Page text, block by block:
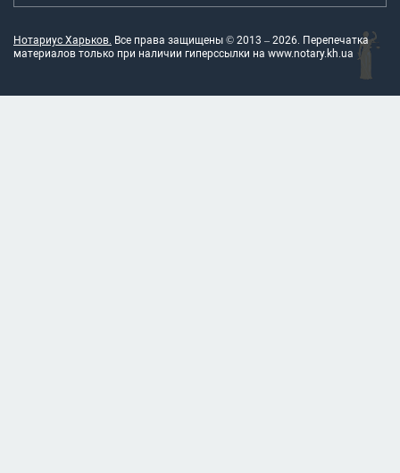
Нотариус Харьков. Все права защищены © 2013 – 2026. Перепечатка
материалов только при наличии гиперссылки на www.notary.kh.ua